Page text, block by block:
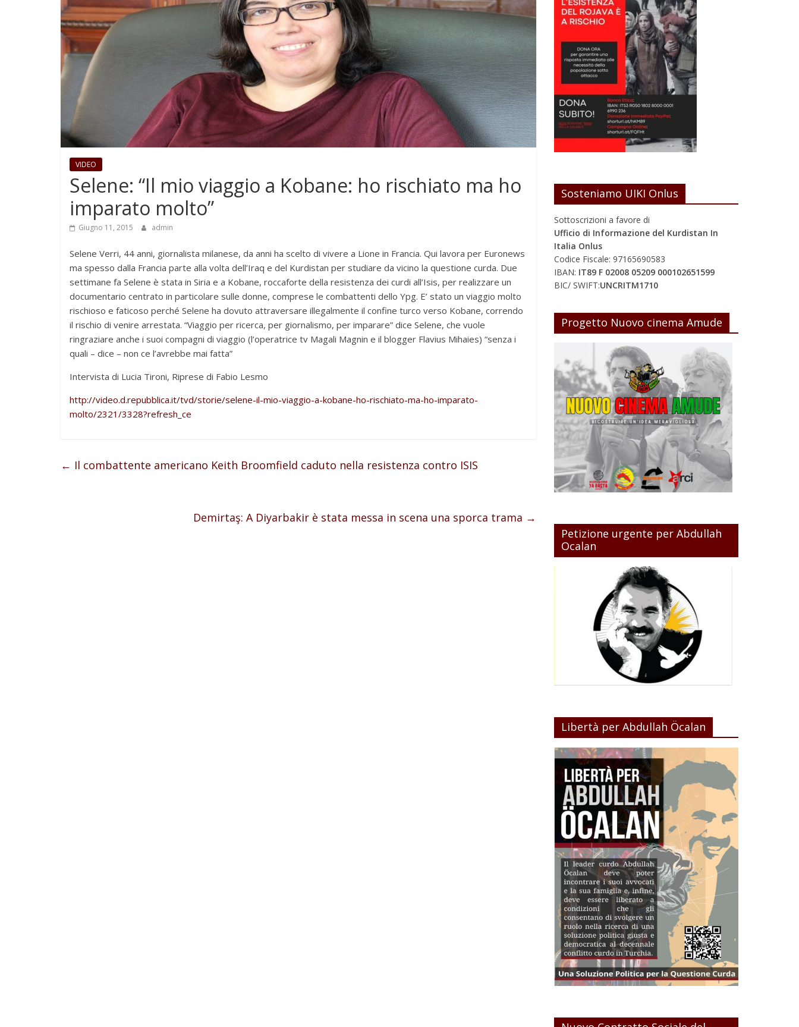
VIDEO
Selene: “Il mio viaggio a Kobane: ho rischiato ma ho
imparato molto”
Giugno 11, 2015 admin
Selene Verri, 44 anni, giornalista milanese, da anni ha scelto di vivere a Lione in Francia. Qui lavora per Euronews
ma spesso dalla Francia parte alla volta dell’Iraq e del Kurdistan per studiare da vicino la questione curda. Due
settimane fa Selene è stata in Siria e a Kobane, roccaforte della resistenza dei curdi all’Isis, per realizzare un
documentario centrato in particolare sulle donne, comprese le combattenti dello Ypg. E’ stato un viaggio molto
rischioso e faticoso perché Selene ha dovuto attraversare illegalmente il confine turco verso Kobane, correndo
il rischio di venire arrestata. “Viaggio per ricerca, per giornalismo, per imparare” dice Selene, che vuole
ringraziare anche i suoi compagni di viaggio (l’operatrice tv Magali Magnin e il blogger Flavius Mihaies) “senza i
quali – dice – non ce l’avrebbe mai fatta”
Intervista di Lucia Tironi, Riprese di Fabio Lesmo
http://video.d.repubblica.it/tvd/storie/selene-il-mio-viaggio-a-kobane-ho-rischiato-ma-ho-imparato-
molto/2321/3328?refresh_ce
← Il combattente americano Keith Broomfield caduto nella resistenza contro ISIS
Demirtaş: A Diyarbakir è stata messa in scena una sporca trama →
Sosteniamo UIKI Onlus
Sottoscrizioni a favore di
Ufficio di Informazione del Kurdistan In
Italia Onlus
Codice Fiscale: 97165690583
IBAN: IT89 F 02008 05209 000102651599
BIC/ SWIFT:UNCRITM1710
Progetto Nuovo cinema Amude
Petizione urgente per Abdullah
Ocalan
Libertà per Abdullah Öcalan